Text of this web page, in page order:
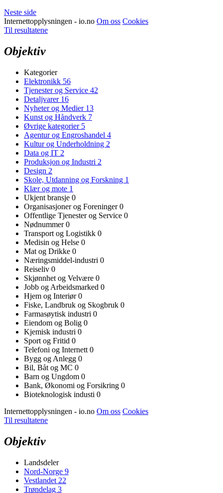
Neste side
Internettopplysningen - io.no Om oss Cookies
Til resultatene
Objektiv
Kategorier
Elektronikk 56
Tjenester og Service 42
Detaljvarer 16
Nyheter og Medier 13
Kunst og Håndverk 7
Øvrige kategorier 5
Agentur og Engroshandel 4
Kultur og Underholdning 2
Data og IT 2
Produksjon og Industri 2
Design 2
Skole, Utdanning og Forskning 1
Klær og mote 1
Ukjent bransje 0
Organisasjoner og Foreninger0
Offentlige Tjenester og Service 0
Nødnummer0
Transport og Logistikk 0
Medisin og Helse 0
Mat og Drikke 0
Næringsmiddel-industri 0
Reiseliv 0
Skjønnhet og Velvære 0
Jobb og Arbeidsmarked 0
Hjem og Interiør0
Fiske, Landbruk og Skogbruk 0
Farmasøytisk industri 0
Eiendom og Bolig 0
Kjemisk industri 0
Sport og Fritid 0
Telefoni og Internett 0
Bygg og Anlegg 0
Bil, Båt og MC 0
Barn og Ungdom 0
Bank, Økonomi og Forsikring 0
Bioteknologisk industi 0
Internettopplysningen - io.no Om oss Cookies
Til resultatene
Objektiv
Landsdeler
Nord-Norge 9
Vestlandet 22
Trøndelag 3